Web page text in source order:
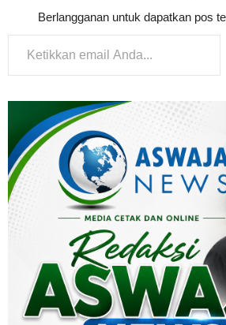
Berlangganan untuk dapatkan pos
Ketikkan email Anda...